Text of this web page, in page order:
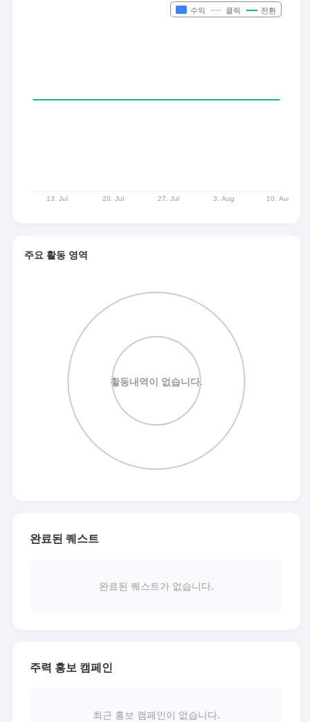
주요 활동 영역
완료된 퀘스트
완료된 퀘스트가 없습니다.
주력 홍보 캠페인
최근 홍보 캠페인이 없습니다.